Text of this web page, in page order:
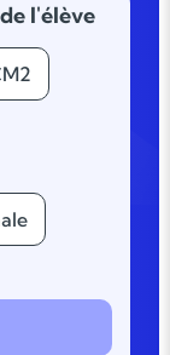
l'élève